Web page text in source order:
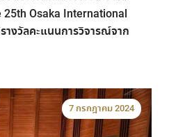
25th Osaka International
างวัลคะแนนการวิจารณ์จาก
7 กรกฎาคม 2024